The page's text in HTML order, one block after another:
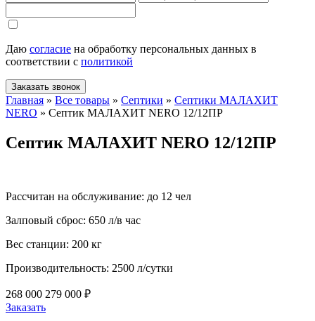
Даю согласие на обработку персональных данных в
соответствии с политикой
Заказать звонок
Главная » Все товары » Септики » Септики МАЛАХИТ
NERO » Септик МАЛАХИТ NERO 12/12ПР
Септик МАЛАХИТ NERO 12/12ПР
Рассчитан на обслуживание: до 12 чел
Залповый сброс: 650 л/в час
Вес станции: 200 кг
Производительность: 2500 л/сутки
268 000 279 000 ₽
Заказать